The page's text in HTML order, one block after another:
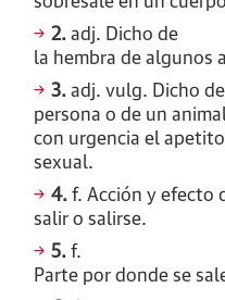
2. adj. Dicho de
la hembra de algunos
3. adj. vulg. Dicho
persona o de un
con urgencia el apetito
sexual.
4. f. Acción y efecto
salir o salirse.
5. f.
Parte por donde se